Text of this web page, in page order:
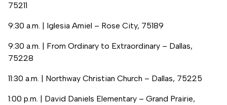
75211
9:30 a.m. | Iglesia Amiel – Rose City, 75189
9:30 a.m. | From Ordinary to Extraordinary – Dallas,
75228
11:30 a.m. | Northway Christian Church – Dallas, 75225
1:00 p.m. | David Daniels Elementary – Grand Prairie,